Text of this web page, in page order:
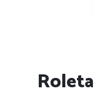
Roleta